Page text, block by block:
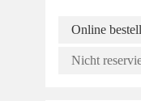
Online
Nicht